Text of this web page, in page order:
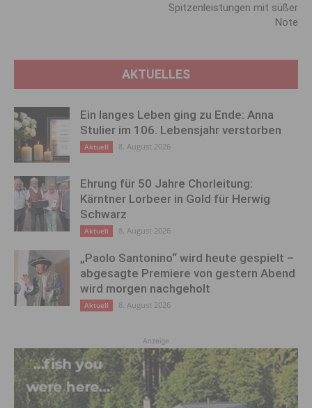
Spitzenleistungen mit süßer
Note
AKTUELLES
Ein langes Leben ging zu Ende: Anna
Stulier im 106. Lebensjahr verstorben
Aktuell 8. August 2026
Ehrung für 50 Jahre Chorleitung:
Kärntner Lorbeer in Gold für Herwig
Schwarz
Aktuell 8. August 2026
„Paolo Santonino“ wird heute gespielt –
abgesagte Premiere von gestern Abend
wird morgen nachgeholt
Aktuell 8. August 2026
Anzeige